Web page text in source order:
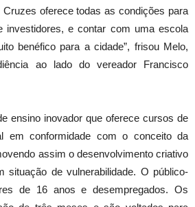
oferece todas as condições para
investidores, e contar com uma escola
benéfico para a cidade”, frisou Melo,
ao lado do vereador Francisco
ensino inovador que oferece cursos de
em conformidade com o conceito da
assim o desenvolvimento criativo
situação de vulnerabilidade. O público-
de 16 anos e desempregados. Os